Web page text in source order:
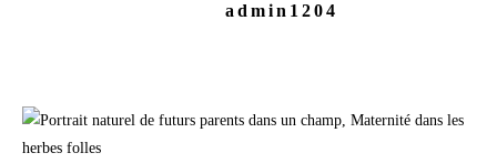
admin1204